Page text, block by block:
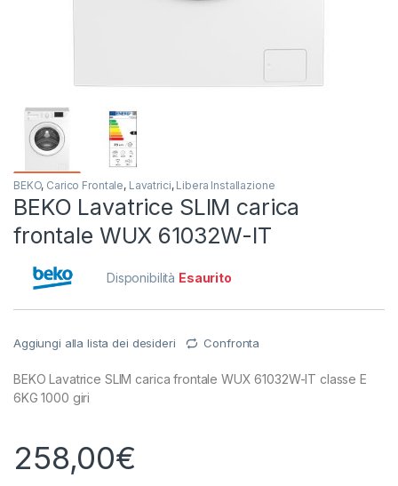
BEKO, Carico Frontale, Lavatrici, Libera Installazione
BEKO Lavatrice SLIM carica
frontale WUX 61032W-IT
Disponibilità Esaurito
Aggiungi alla lista dei desideri Confronta
BEKO Lavatrice SLIM carica frontale WUX 61032W-IT classe E
6KG 1000 giri
258,00€